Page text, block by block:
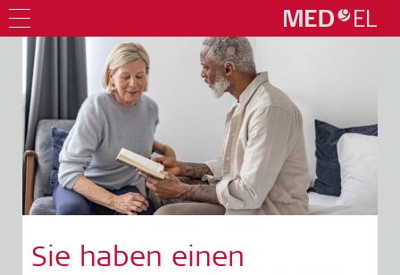
Sie haben einen